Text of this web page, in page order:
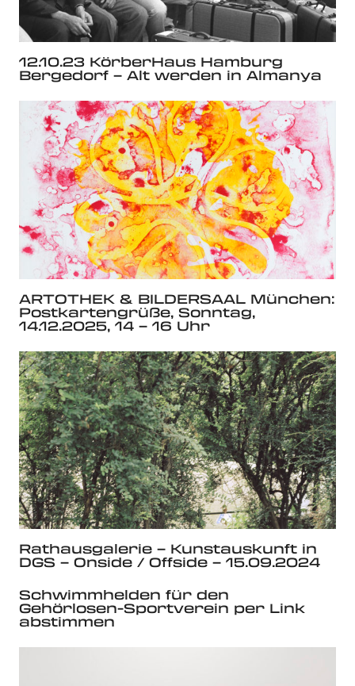
12.10.23 KörberHaus Hamburg
Bergedorf – Alt werden in Almanya
ARTOTHEK & BILDERSAAL München:
Postkartengrüße, Sonntag,
14.12.2025, 14 – 16 Uhr
Rathausgalerie – Kunstauskunft in
DGS – Onside / Offside – 15.09.2024
Schwimmhelden für den
Gehörlosen-Sportverein per Link
abstimmen